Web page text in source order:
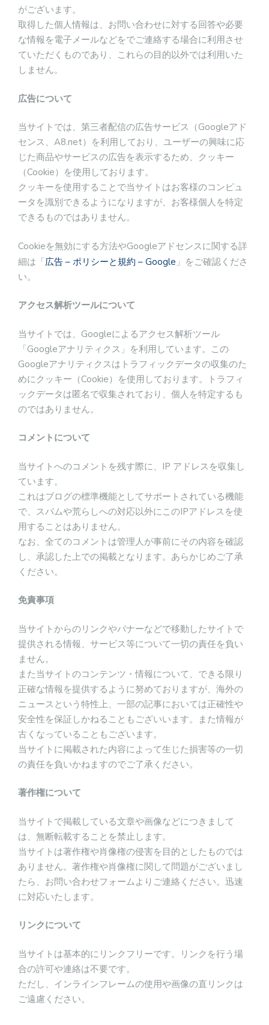
がございます。
取得した個人情報は、お問い合わせに対する回答や必要
な情報を電子メールなどをでご連絡する場合に利用させ
ていただくものであり、これらの目的以外では利用いた
しません。
広告について
当サイトでは、第三者配信の広告サービス（Googleアド
センス、A8.net）を利用しており、ユーザーの興味に応
じた商品やサービスの広告を表示するため、クッキー
（Cookie）を使用しております。
クッキーを使用することで当サイトはお客様のコンピュ
ータを識別できるようになりますが、お客様個人を特定
できるものではありません。
Cookieを無効にする方法やGoogleアドセンスに関する詳
細は「広告 – ポリシーと規約 – Google 」をご確認くださ
い。
アクセス解析ツールについて
当サイトでは、Googleによるアクセス解析ツール
「Googleアナリティクス」を利用しています。この
Googleアナリティクスはトラフィックデータの収集のた
めにクッキー（Cookie）を使用しております。トラフィ
ックデータは匿名で収集されており、個人を特定するも
のではありません。
コメントについて
当サイトへのコメントを残す際に、IP アドレスを収集し
ています。
これはブログの標準機能としてサポートされている機能
で、スパムや荒らしへの対応以外にこのIPアドレスを使
用することはありません。
なお、全てのコメントは管理人が事前にその内容を確認
し、承認した上での掲載となります。あらかじめご了承
ください。
免責事項
当サイトからのリンクやバナーなどで移動したサイトで
提供される情報、サービス等について一切の責任を負い
ません。
また当サイトのコンテンツ・情報について、できる限り
正確な情報を提供するように努めておりますが、海外の
ニュースという特性上、一部の記事においては正確性や
安全性を保証しかねることもございいます。また情報が
古くなっていることもございます。
当サイトに掲載された内容によって生じた損害等の一切
の責任を負いかねますのでご了承ください。
著作権について
当サイトで掲載している文章や画像などにつきまして
は、無断転載することを禁止します。
当サイトは著作権や肖像権の侵害を目的としたものでは
ありません。著作権や肖像権に関して問題がございまし
たら、お問い合わせフォームよりご連絡ください。迅速
に対応いたします。
リンクについて
当サイトは基本的にリンクフリーです。リンクを行う場
合の許可や連絡は不要です。
ただし、インラインフレームの使用や画像の直リンクは
ご遠慮ください。